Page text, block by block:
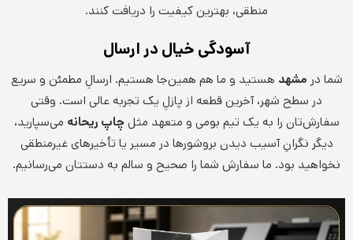
منطقی، بهترین کیفیت را دریافت کنند.
آسودگی خیال در ارسال
شما در مشهد هستید و ما هم همین‌جا هستیم. ارسالِ مطمئن و سریع
در سطح شهر، آخرین قطعه از پازلِ یک تجربه عالی است. وقتی
سفارش‌تان را به یک تیم بومی و متعهد مثلچاپ ریحانه می‌سپارید،
دیگر نگرانِ آسیب دیدن بروشورها در مسیر یا تأخیرهای غیرمنطقی
نخواهید بود. ما سفارش شما را صحیح و سالم به دستتان می‌رسانیم.